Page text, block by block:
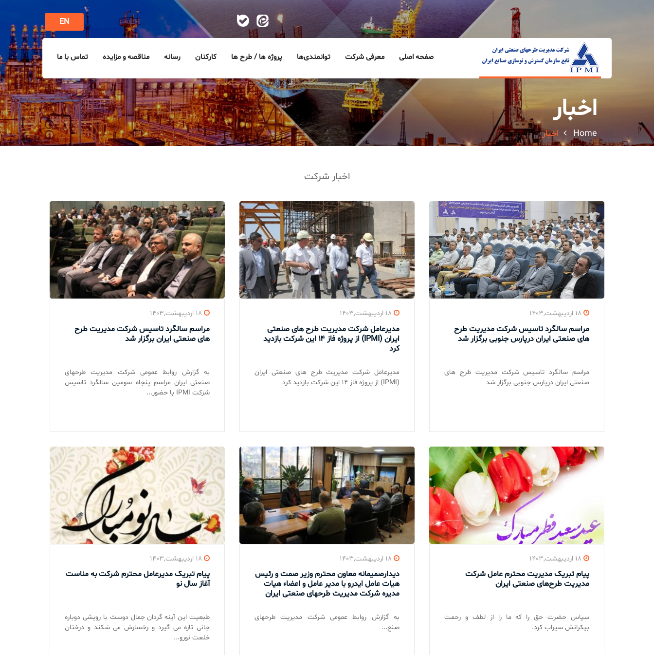
EN
صفحه اصلی معرفی شرکت توانمندی‌ها پروژه ها / طرح ها کارکنان رسانه مناقصه و مزایده تماس با ما
اخبار
Home اخبار
اخبار شرکت
۱۸ اردیبهشت,۱۴۰۳
مراسم سالگرد تاسیس شرکت مدیریت طرح
های صنعتی ایران درپارس جنوبی برگزار شد
مراسم سالگرد تاسیس شرکت مدیریت طرح های
صنعتی ایران درپارس جنوبی برگزار شد
۱۸ اردیبهشت,۱۴۰۳
مدیرعامل شرکت مدیریت طرح های صنعتی
ایران (IPMI) از پروژه فاز ۱۴ این شرکت بازدید
کرد
مدیرعامل شرکت مدیریت طرح های صنعتی ایران
(IPMI) از پروژه فاز ۱۴ این شرکت بازدید کرد
۱۸ اردیبهشت,۱۴۰۳
مراسم سالگرد تاسیس شرکت مدیریت طرح
های صنعتی ایران برگزار شد
به گزارش روابط عمومی شرکت مدیریت طرحهای
صنعتی ایران مراسم پنجاه سومین سالگرد تاسیس
شرکت IPMI با حضور...
۱۸ اردیبهشت,۱۴۰۳
پیام تبریک مدیریت محترم عامل شرکت
مدیریت طرح‌های صنعتی ایران
سپاس حضرت حق را که ما را از لطف و رحمت
بیکرانش سیراب کرد.
۱۸ اردیبهشت,۱۴۰۳
دیدارصمیمانه معاون محترم وزیر صمت و رئیس
هیات عامل ایدرو با مدیر عامل و اعضاء هیات
مدیره شرکت مدیریت طرحهای صنعتی ایران
به گزارش روابط عمومی شرکت مدیریت طرحهای
صنع...
۱۸ اردیبهشت,۱۴۰۳
پیام تبریک مدیرعامل محترم شرکت به مناست
آغاز سال نو
طبعیت این آینه گردان جمال دوست با رویشی دوباره
جانی تازه می گیرد و رخسارش می شکند و درختان
خلعت نورو...